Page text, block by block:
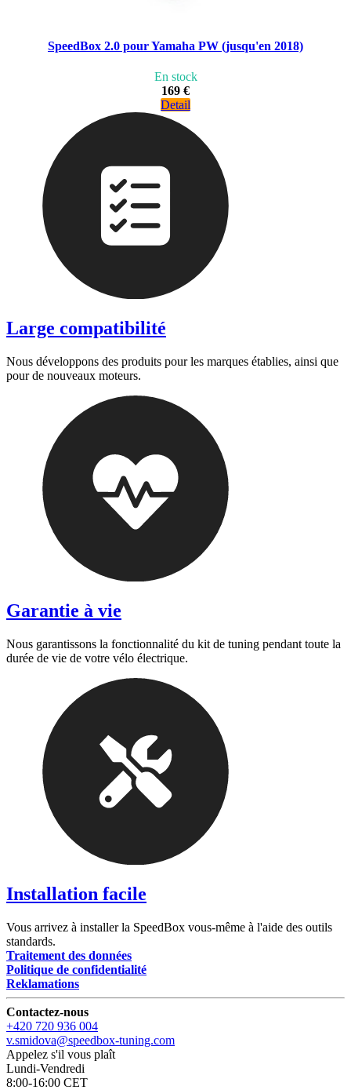
SpeedBox 2.0 pour Yamaha PW (jusqu'en 2018)
En stock
169 €
Detail
Large compatibilité
Nous développons des produits pour les marques établies, ainsi que
pour de nouveaux moteurs.
Garantie à vie
Nous garantissons la fonctionnalité du kit de tuning pendant toute la
durée de vie de votre vélo électrique.
Installation facile
Vous arrivez à installer la SpeedBox vous-même à l'aide des outils
standards.
Traitement des données
Politique de confidentialité
Reklamations
Contactez-nous
+420 720 936 004
v.smidova@speedbox-tuning.com
Appelez s'il vous plaît
Lundi-Vendredi
8:00-16:00 CET